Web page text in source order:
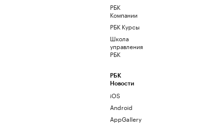
РБК
Компании
РБК Курсы
Школа
управления
РБК
РБК
Новости
iOS
Android
AppGallery